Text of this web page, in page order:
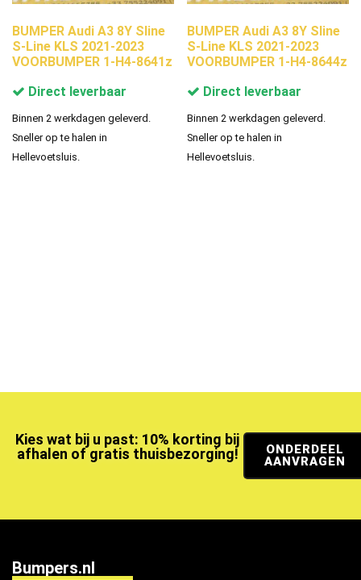
BUMPER Audi A3 8Y Sline
S-Line KLS 2021-2023
VOORBUMPER 1-H4-8641z
Direct leverbaar
Binnen 2 werkdagen geleverd.
Sneller op te halen in
Hellevoetsluis.
BUMPER Audi A3 8Y Sline
S-Line KLS 2021-2023
VOORBUMPER 1-H4-8644z
Direct leverbaar
Binnen 2 werkdagen geleverd.
Sneller op te halen in
Hellevoetsluis.
Kies wat bij u past: 10% korting bij
afhalen of gratis thuisbezorging!
ONDERDEEL
AANVRAGEN
Bumpers.nl